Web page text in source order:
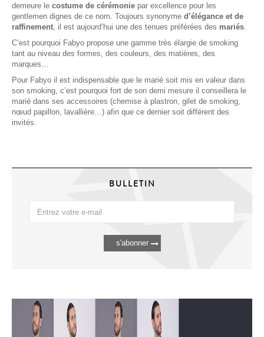
demeure le costume de cérémonie par excellence pour les
gentlemen dignes de ce nom. Toujours synonyme d’élégance et de
raffinement, il est aujourd’hui une des tenues préférées des mariés.
C’est pourquoi Fabyo propose une gamme très élargie de smoking
tant au niveau des formes, des couleurs, des matières, des
marques…
Pour Fabyo il est indispensable que le marié soit mis en valeur dans
son smoking, c’est pourquoi fort de son demi mesure il conseillera le
marié dans ses accessoires (chemise à plastron, gilet de smoking,
nœud papillon, lavallière…) afin que ce dernier soit différent des
invités.
BULLETIN